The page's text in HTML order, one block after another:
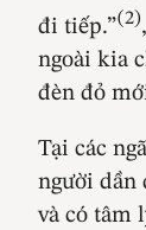
đi tiếp.”(2)
ngoài kia
đèn đỏ
Tại các
người dần
và có tâm